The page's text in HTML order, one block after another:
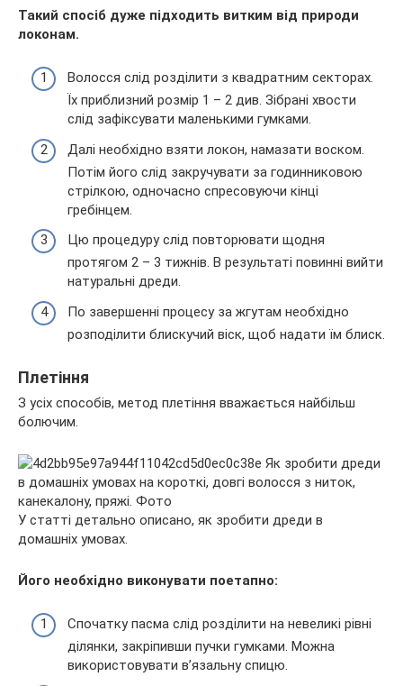
Такий спосіб дуже підходить витким від природи
локонам.
Волосся слід розділити з квадратним секторах.
Їх приблизний розмір 1 – 2 див. Зібрані хвости
слід зафіксувати маленькими гумками.
Далі необхідно взяти локон, намазати воском.
Потім його слід закручувати за годинниковою
стрілкою, одночасно спресовуючи кінці
гребінцем.
Цю процедуру слід повторювати щодня
протягом 2 – 3 тижнів. В результаті повинні вийти
натуральні дреди.
По завершенні процесу за жгутам необхідно
розподілити блискучий віск, щоб надати їм блиск.
Плетіння
З усіх способів, метод плетіння вважається найбільш
болючим.
У статті детально описано, як зробити дреди в
домашніх умовах.
Його необхідно виконувати поетапно:
Спочатку пасма слід розділити на невеликі рівні
ділянки, закріпивши пучки гумками. Можна
використовувати в’язальну спицю.